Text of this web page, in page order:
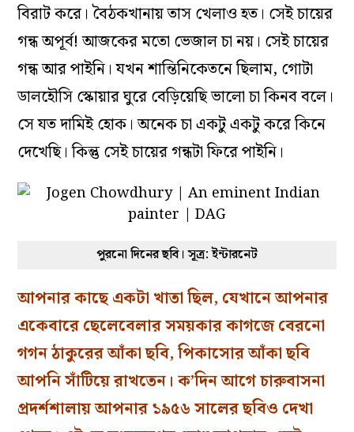
বিরাট করে। বৈঠকখানায় তাস খেলাও হত। সেই চায়ের
গন্ধ অপূর্ব! আজকের মতো ভেজাল চা নয়। সেই চায়ের
গন্ধ আর পাইনি। যখন শান্তিনিকেতনে ছিলাম, গোটা
ডালহৌসি স্কোয়ার ঘুরে বেড়িয়েছি ভালো চা কিনব বলে।
সে যত দামিই হোক। অনেক চা একটু একটু করে কিনে
দেখেছি। কিন্তু সেই চায়ের গন্ধটা ফিরে পাইনি।
পুরনো দিনের ছবি। সূত্র: ইন্টারনেট
আপনার কাছে একটা খাতা ছিল, যেখানে আপনার
একেবারে ছেলেবেলার সময়কার কাগজে বেরনো
গগন ঠাকুরের আঁকা ছবি, পিকাসোর আঁকা ছবি
আপনি সাঁটিয়ে রাখতেন। ক’দিন আগে চারুবাসনা
প্রদর্শশালায় আপনার ১৯৫৬ সালের ছবিও দেখা